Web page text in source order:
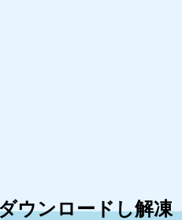
ウンロードし解凍